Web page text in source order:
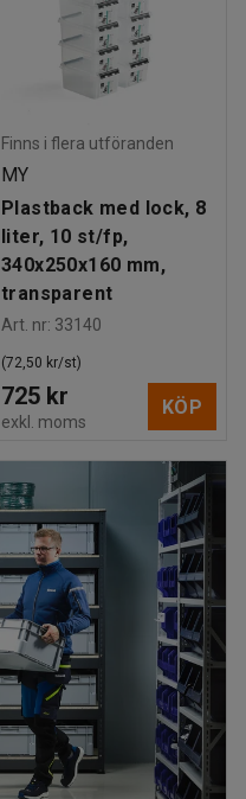
Finns i flera utföranden
MY
Plastback med lock, 8
liter, 10 st/fp,
340x250x160 mm,
transparent
Art. nr: 33140
725 kr
(72,50 kr/st)
exkl. moms
KÖP